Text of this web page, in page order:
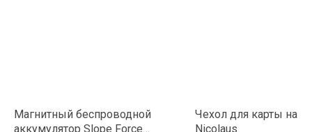
Магнитный беспроводной
аккумулятор Slope Force
Чехол для карты на
Nicolaus